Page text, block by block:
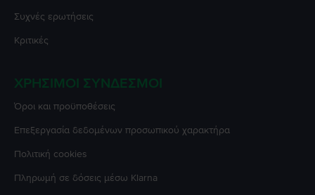
Συχνές ερωτήσεις
Κριτικές
ΧΡΉΣΙΜΟΙ ΣΎΝΔΕΣΜΟΙ
Όροι και προϋποθέσεις
Επεξεργασία δεδομένων προσωπικού χαρακτήρα
Πολιτική cookies
Πληρωμή σε δόσεις μέσω Klarna